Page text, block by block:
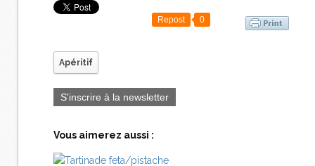
Repost 0
Apéritif
S'inscrire à la newsletter
Vous aimerez aussi :